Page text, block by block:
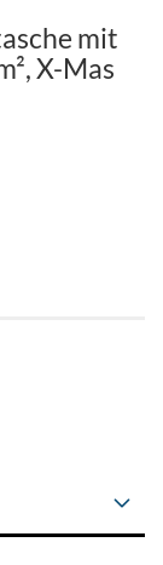
mit
X-Mas